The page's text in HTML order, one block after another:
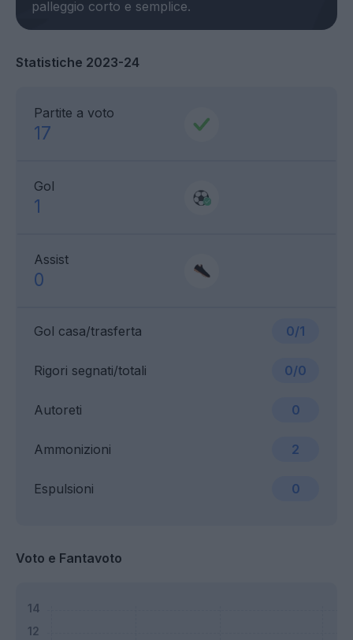
Statistiche 2023-24
Partite a voto
17
Gol
1
Assist
0
Gol casa/trasferta 0/1
Ammonizioni 2
Rigori segnati/totali 0/0
Espulsioni 0
Autoreti 0
Voto e Fantavoto